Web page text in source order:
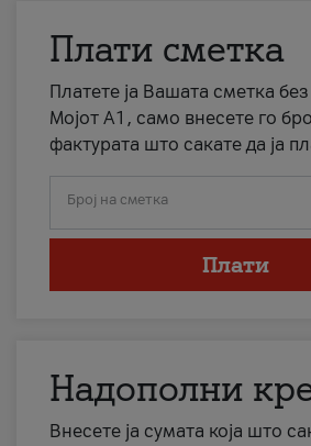
Плати сметка
Платете ја Вашата сметка без
Мојот А1, само внесете го
фактурата што сакате да ја
Број на сметка
Плати
Надополни
Внесете ја сумата која што